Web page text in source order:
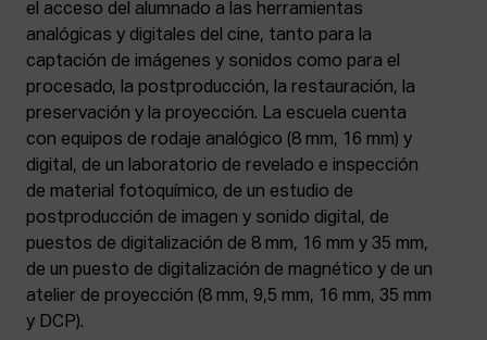
el acceso del alumnado a las herramientas
analógicas y digitales del cine, tanto para la
captación de imágenes y sonidos como para el
procesado, la postproducción, la restauración, la
preservación y la proyección. La escuela cuenta
con equipos de rodaje analógico (8 mm, 16 mm) y
digital, de un laboratorio de revelado e inspección
de material fotoquímico, de un estudio de
postproducción de imagen y sonido digital, de
puestos de digitalización de 8 mm, 16 mm y 35 mm,
de un puesto de digitalización de magnético y de un
atelier de proyección (8 mm, 9,5 mm, 16 mm, 35 mm
y DCP).